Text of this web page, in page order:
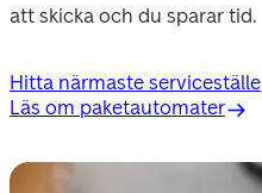
att skicka och du sparar tid.
Hitta närmaste serviceställe
Läs om paketautomater